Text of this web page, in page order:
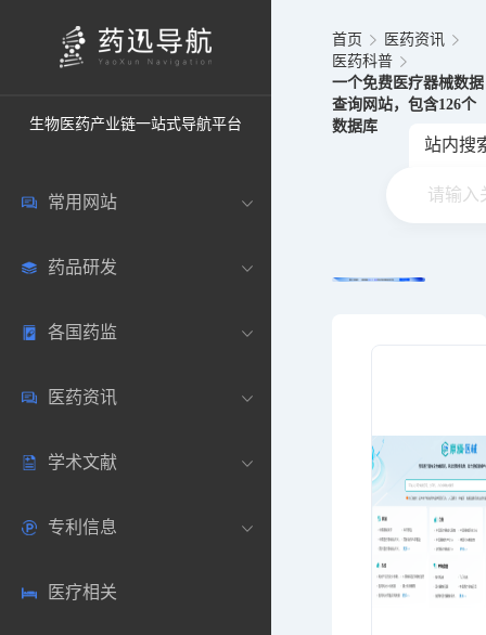
生物医药产业链一站式导航平台
常用网站
中国常用
药圈资讯
邮箱登录
药典网站
药品研发
药研数据库
药品说明书
药物临床
生物数据库
药品市场信息
各国药监
中国
美国
欧洲
日本
医药资讯
医药新闻
医药论坛
药研咨询
学术文献
学术搜索
SciHub文献
专利信息
各国专利局官方查询
医疗相关
首页
医药资讯
医药科普
一个免费医疗器械数据
查询网站，包含126个
数据库
站内搜